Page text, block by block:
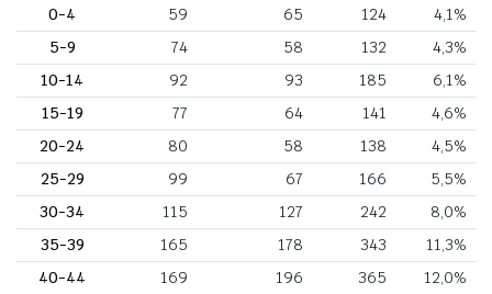
0-4
59 65 124
4,1%
5-9
74 58 132
4,3%
10-14
92 93 185
6,1%
15-19
77 64 141
4,6%
20-24
80 58 138
4,5%
25-29
99 67 166
5,5%
30-34
115 127 242
8,0%
35-39
165 178 343
11,3%
40-44
169 196 365
12,0%